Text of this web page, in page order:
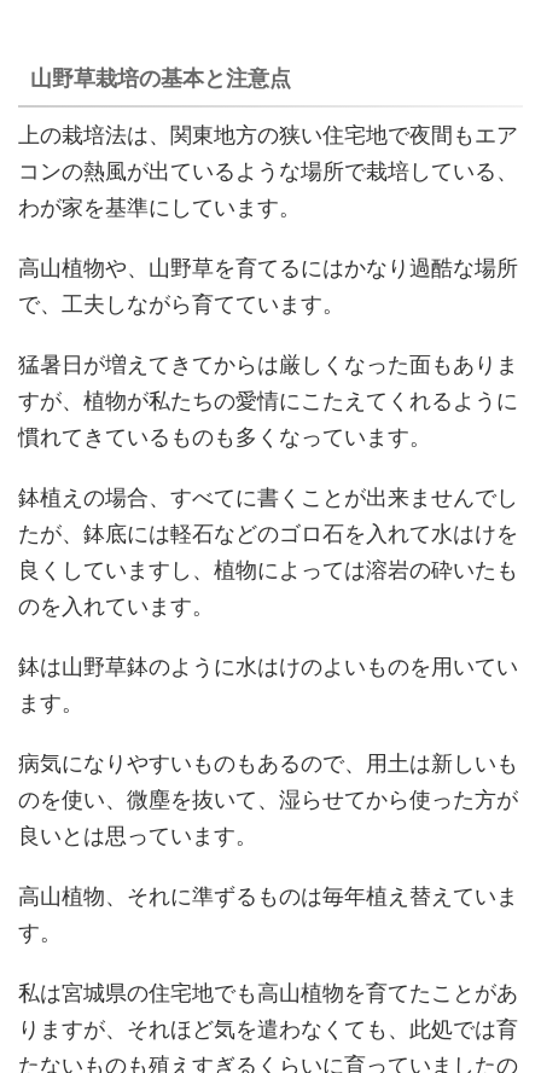
山野草栽培の基本と注意点
上の栽培法は、関東地方の狭い住宅地で夜間もエア
コンの熱風が出ているような場所で栽培している、
わが家を基準にしています。
高山植物や、山野草を育てるにはかなり過酷な場所
で、工夫しながら育てています。
猛暑日が増えてきてからは厳しくなった面もありま
すが、植物が私たちの愛情にこたえてくれるように
慣れてきているものも多くなっています。
鉢植えの場合、すべてに書くことが出来ませんでし
たが、鉢底には軽石などのゴロ石を入れて水はけを
良くしていますし、植物によっては溶岩の砕いたも
のを入れています。
鉢は山野草鉢のように水はけのよいものを用いてい
ます。
病気になりやすいものもあるので、用土は新しいも
のを使い、微塵を抜いて、湿らせてから使った方が
良いとは思っています。
高山植物、それに準ずるものは毎年植え替えていま
す。
私は宮城県の住宅地でも高山植物を育てたことがあ
りますが、それほど気を遣わなくても、此処では育
たないものも殖えすぎるくらいに育っていましたの